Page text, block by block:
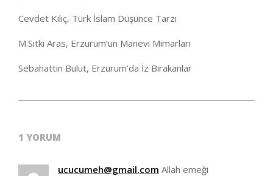
Cevdet Kılıç, Türk İslam Düşünce Tarzı
M.Sıtkı Aras, Erzurum’un Manevi Mimarları
Sebahattin Bulut, Erzurum’da İz Bırakanlar
28
1 YORUM
ucucumeh@gmail.com Allah emeği